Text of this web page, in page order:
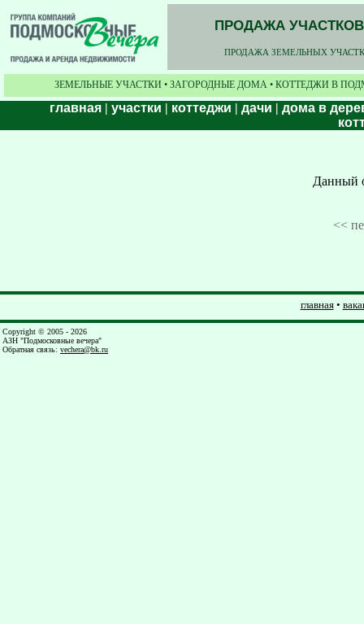
ПРОДАЖА
ПРОДАЖА ЗЕМЕЛЬНЫХ
ЗЕМЕЛЬНЫЕ УЧАСТКИ • ЗАГОРОДНЫЕ ДОМА • КОТТЕДЖИ В
главная | участки | коттеджи | дачи | дома в
Данный
<<
главная•
Copyright © 2005 - 2026
АЗН "Подмосковные вечера"
Обратная связь: vechera@bk.ru